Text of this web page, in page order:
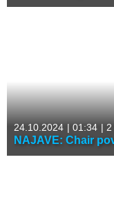
24.10.2024 | 01:34 | 2
NAJAVE: Chair